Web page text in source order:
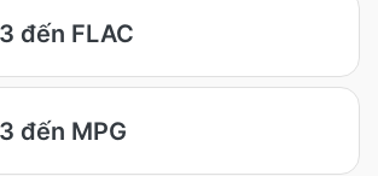
đến FLAC
đến MPG